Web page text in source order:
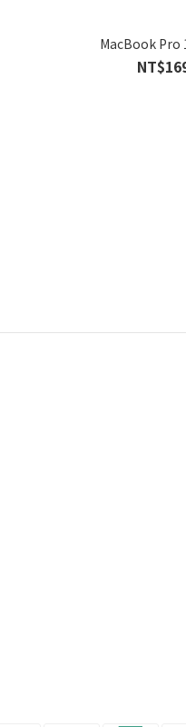
MacBook Pro